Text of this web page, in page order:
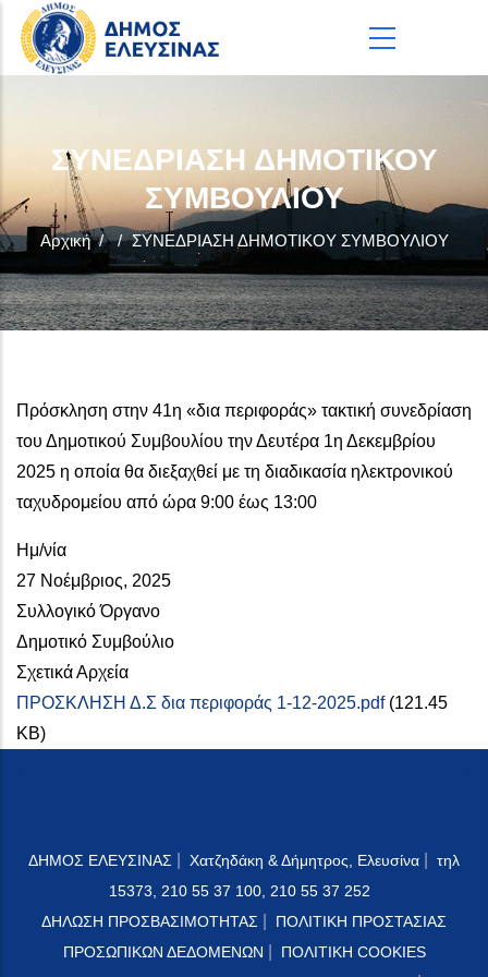
Παράκαμψη προς το κυρίως περιεχόμενο
ΣΥΝΕΔΡΙΑΣΗ ΔΗΜΟΤΙΚΟΥ
ΣΥΜΒΟΥΛΙΟΥ
Αρχική / / ΣΥΝΕΔΡΙΑΣΗ ΔΗΜΟΤΙΚΟΥ ΣΥΜΒΟΥΛΙΟΥ
Πρόσκληση στην 41η «δια περιφοράς» τακτική συνεδρίαση
του Δημοτικού Συμβουλίου την Δευτέρα 1η Δεκεμβρίου
2025 η οποία θα διεξαχθεί με τη διαδικασία ηλεκτρονικού
ταχυδρομείου από ώρα 9:00 έως 13:00
Ημ/νία
27 Νοέμβριος, 2025
Συλλογικό Όργανο
Δημοτικό Συμβούλιο
Σχετικά Αρχεία
ΠΡΟΣΚΛΗΣΗ Δ.Σ δια περιφοράς 1-12-2025.pdf (121.45
KB)
ΔΗΜΟΣ ΕΛΕΥΣΙΝΑΣ Χατζηδάκη & Δήμητρος, Ελευσίνα
τηλ
15373, 210 55 37 100, 210 55 37 252
ΔΗΛΩΣΗ ΠΡΟΣΒΑΣΙΜΟΤΗΤΑΣ
ΠΟΛΙΤΙΚΗ ΠΡΟΣΤΑΣΙΑΣ
ΠΡΟΣΩΠΙΚΩΝ ΔΕΔΟΜΕΝΩΝ
ΠΟΛΙΤΙΚΗ COOKIES